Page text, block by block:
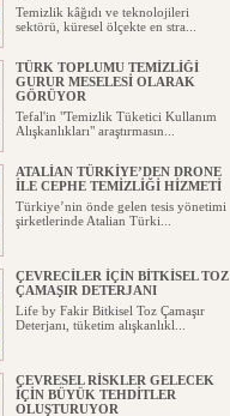
Temizlik kâğıdı ve teknolojileri
sektörü, küresel ölçekte en stra...
TÜRK TOPLUMU TEMİZLİĞİ
GURUR MESELESİ OLARAK
GÖRÜYOR
Tefal'in "Temizlik Tüketici Kullanım
Alışkanlıkları" araştırmasın...
ATALİAN TÜRKİYE’DEN DRONE
İLE CEPHE TEMİZLİĞİ HİZMETİ
Türkiye’nin önde gelen tesis yönetimi
şirketlerinde Atalian Türki...
ÇEVRECİLER İÇİN BİTKİSEL TOZ
ÇAMAŞIR DETERJANI
Life by Fakir Bitkisel Toz Çamaşır
Deterjanı, tüketim alışkanlıkl...
ÇEVRESEL RİSKLER GELECEK
İÇİN BÜYÜK TEHDİTLER
OLUŞTURUYOR